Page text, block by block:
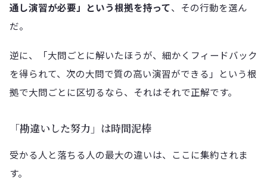
通し演習が必要」という根拠を持って、その行動を選ん
だ。
逆に、「大問ごとに解いたほうが、細かくフィードバック
を得られて、次の大問で質の高い演習ができる」という根
拠で大問ごとに区切るなら、それはそれで正解です。
「勘違いした努力」は時間泥棒
受かる人と落ちる人の最大の違いは、ここに集約されま
す。